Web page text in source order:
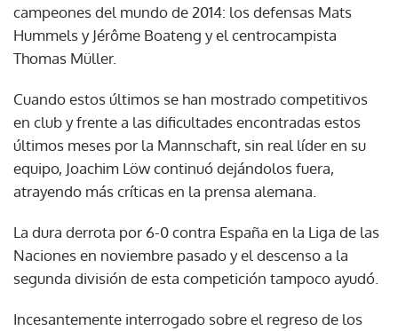
campeones del mundo de 2014: los defensas Mats
Hummels y Jérôme Boateng y el centrocampista
Thomas Müller.
Cuando estos últimos se han mostrado competitivos
en club y frente a las dificultades encontradas estos
últimos meses por la Mannschaft, sin real líder en su
equipo, Joachim Löw continuó dejándolos fuera,
atrayendo más críticas en la prensa alemana.
La dura derrota por 6-0 contra España en la Liga de las
Naciones en noviembre pasado y el descenso a la
segunda división de esta competición tampoco ayudó.
Incesantemente interrogado sobre el regreso de los